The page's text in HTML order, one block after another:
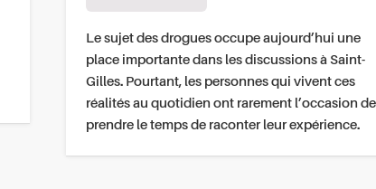
Le sujet des drogues occupe aujourd’hui une
place importante dans les discussions à Saint-
Gilles. Pourtant, les personnes qui vivent ces
réalités au quotidien ont rarement l’occasion de
prendre le temps de raconter leur expérience.